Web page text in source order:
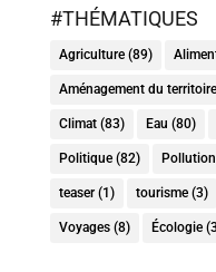
#THÉMATIQUES
Agriculture(89)
Aménagement du territoire
Climat(83) Eau (80)
Politique(82) Pollution
teaser(1) tourisme(3)
Voyages(8) Écologie